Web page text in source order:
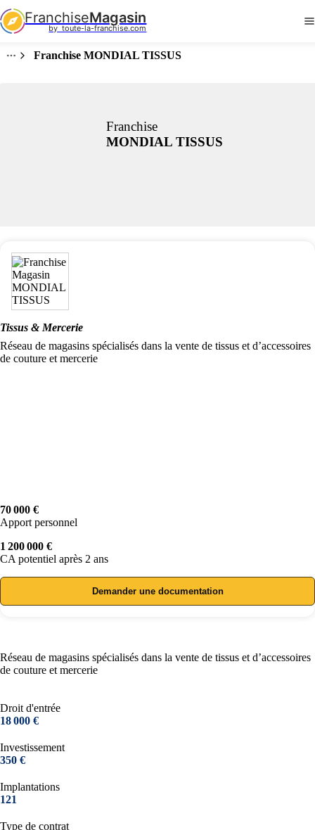
FranchiseMagasin
by  toute-la-franchise.com
Franchise MONDIAL TISSUS
Franchise
MONDIAL TISSUS
Tissus & Mercerie
Réseau de magasins spécialisés dans la vente de tissus et d’accessoires
de couture et mercerie
70 000 €
Apport personnel
1 200 000 €
CA potentiel après 2 ans
Demander une documentation
Réseau de magasins spécialisés dans la vente de tissus et d’accessoires
de couture et mercerie
Droit d'entrée
18 000 €
Investissement
350 €
Implantations
121
Type de contrat